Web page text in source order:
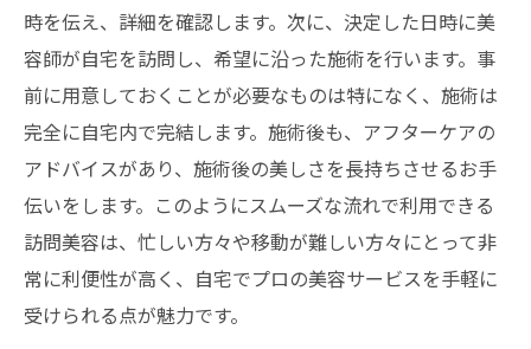
時を伝え、詳細を確認します。次に、決定した日時に美
容師が自宅を訪問し、希望に沿った施術を行います。事
前に用意しておくことが必要なものは特になく、施術は
完全に自宅内で完結します。施術後も、アフターケアの
アドバイスがあり、施術後の美しさを長持ちさせるお手
伝いをします。このようにスムーズな流れで利用できる
訪問美容は、忙しい方々や移動が難しい方々にとって非
常に利便性が高く、自宅でプロの美容サービスを手軽に
受けられる点が魅力です。